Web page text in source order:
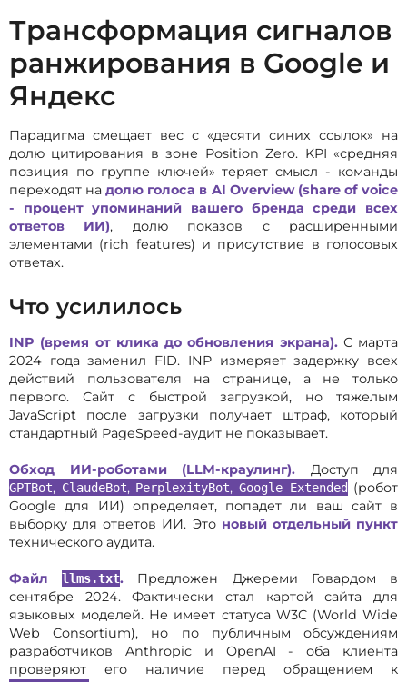
Трансформация сигналов
ранжирования в Google и
Яндекс
Парадигма смещает вес с «десяти синих ссылок» на
долю цитирования в зоне Position Zero. KPI «средняя
позиция по группе ключей» теряет смысл - команды
переходят надолю голоса в AI Overview (share of voice
- процент упоминаний вашего бренда среди всех
ответов ИИ), долю показов с расширенными
элементами (rich features) и присутствие в голосовых
ответах.
Что усилилось
INP (время от клика до обновления экрана).С марта
2024 года заменил FID. INP измеряет задержку всех
действий пользователя на странице, а не только
первого. Сайт с быстрой загрузкой, но тяжелым
JavaScript после загрузки получает штраф, который
стандартный PageSpeed-аудит не показывает.
Обход ИИ-роботами (LLM-краулинг). Доступ для
GPTBot, ClaudeBot, PerplexityBot, Google-Extended (робот
Google для ИИ) определяет, попадет ли ваш сайт в
выборку для ответов ИИ. Это новый отдельный пункт
технического аудита.
Файлllms.txt. Предложен Джереми Говардом в
сентябре 2024. Фактически стал картой сайта для
языковых моделей. Не имеет статуса W3C (World Wide
Web Consortium), но по публичным обсуждениям
разработчиков Anthropic и OpenAI - оба клиента
проверяют его наличие перед обращением к